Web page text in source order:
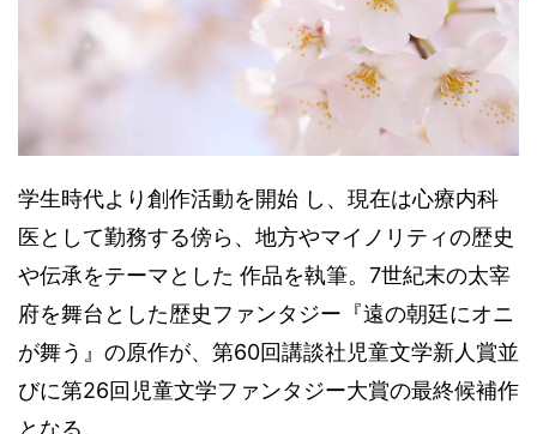
学生時代より創作活動を開始 し、現在は心療内科
医として勤務する傍ら、地方やマイノリティの歴史
や伝承をテーマとした 作品を執筆。7世紀末の太宰
府を舞台とした歴史ファンタジー『遠の朝廷にオニ
が舞う』の原作が、第60回講談社児童文学新人賞並
びに第26回児童文学ファンタジー大賞の最終候補作
となる。